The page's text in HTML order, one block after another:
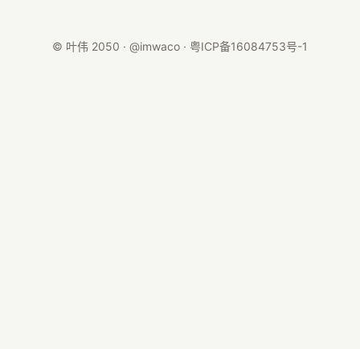
© 叶伟 2050 · @imwaco · 粤ICP备16084753号-1